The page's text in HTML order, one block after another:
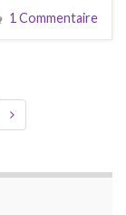
1 Commentaire